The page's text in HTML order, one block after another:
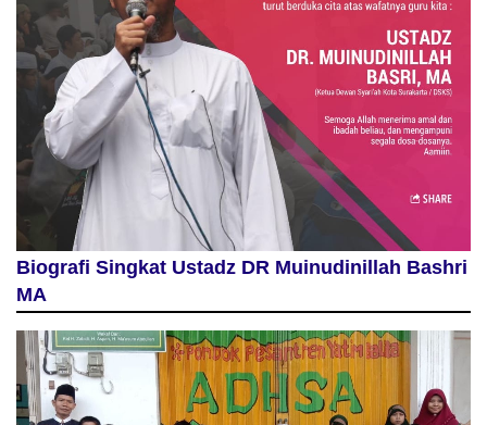
Biografi Singkat Ustadz DR Muinudinillah Bashri
MA